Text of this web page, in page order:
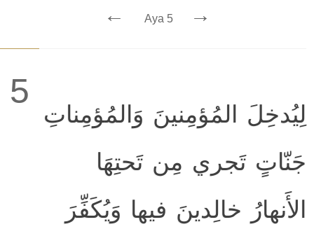
← Aya 5 →
5
لِيُدخِلَ المُؤمِنينَ وَالمُؤمِناتِ
جَنّاتٍ تَجري مِن تَحتِهَا
الأَنهارُ خالِدينَ فيها وَيُكَفِّرَ